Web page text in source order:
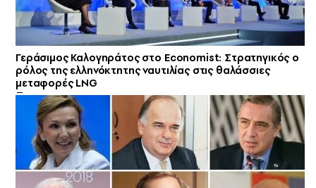
Γεράσιμος Καλογηράτος στο Economist: Στρατηγικός ο
ρόλος της ελληνόκτητης ναυτιλίας στις θαλάσσιες
μεταφορές LNG